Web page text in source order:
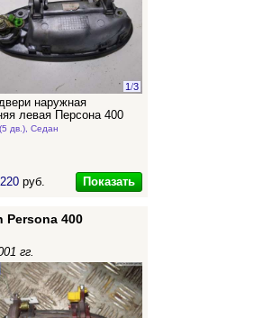
1/3
наружная
левая Персона 400
дв.), Седан
руб. Показать
Persona 400
гг.